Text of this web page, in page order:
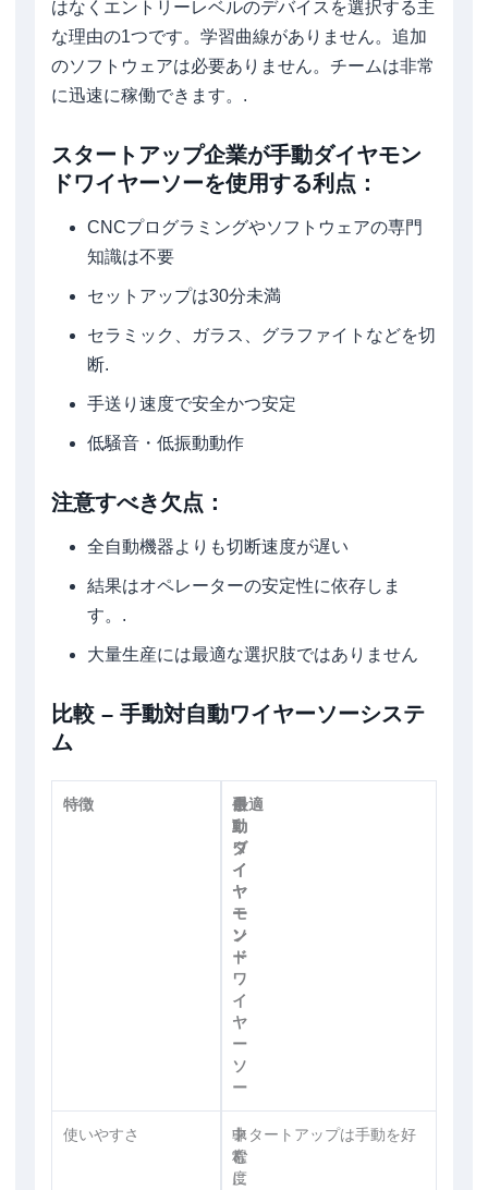
はなくエントリーレベルのデバイスを選択する主
な理由の1つです。学習曲線がありません。追加
のソフトウェアは必要ありません。チームは非常
に迅速に稼働できます。.
スタートアップ企業が手動ダイヤモン
ドワイヤーソーを使用する利点：
CNCプログラミングやソフトウェアの専門
知識は不要
セットアップは30分未満
セラミック、ガラス、グラファイトなどを切
断.
手送り速度で安全かつ安定
低騒音・低振動動作
注意すべき欠点：
全自動機器よりも切断速度が遅い
結果はオペレーターの安定性に依存しま
す。.
大量生産には最適な選択肢ではありません
比較 – 手動対自動ワイヤーソーシステ
ム
特徴
手
動
ダ
イ
ヤ
モ
ン
ド
ワ
イ
ヤ
ー
ソ
ー
自
動
ワ
イ
ヤ
ー
ソ
ー
最適
使いやすさ
非
常
に
中
程
度
スタートアップは手動を好
む